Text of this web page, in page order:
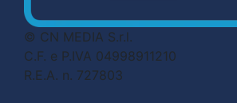
© CN MEDIA S.r.l.
C.F. e P.IVA 04998911210
R.E.A. n. 727803